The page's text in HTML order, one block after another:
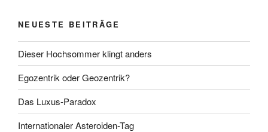
NEUESTE BEITRÄGE
Dieser Hochsommer klingt anders
Egozentrik oder Geozentrik?
Das Luxus-Paradox
Internationaler Asteroiden-Tag